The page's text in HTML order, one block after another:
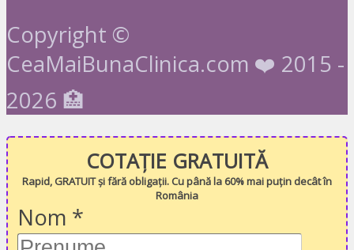
Copyright ©
CeaMaiBunaClinica.com ❤️ 2015 -
2026 🏥
COTAȚIE GRATUITĂ
Rapid, GRATUIT și fără obligații. Cu până la 60% mai puțin decât în
România
Nom *